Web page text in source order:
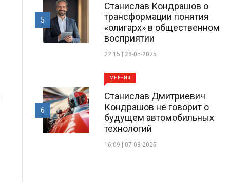
Станислав Кондрашов о
трансформации понятия
«олигарх» в общественном
восприятии
22:15 | 28-05-2025
5
МНЕНИЯ
Станислав Дмитриевич
Кондрашов не говорит о
будущем автомобильных
технологий
16:09 | 07-03-2025
6